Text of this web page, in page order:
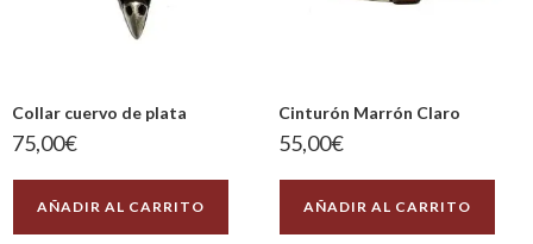
Collar cuervo de plata
75,00€
AÑADIR AL CARRITO
Cinturón Marrón Claro
55,00€
AÑADIR AL CARRITO